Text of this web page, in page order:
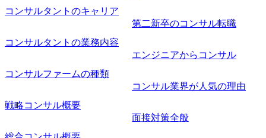
コンサルタントのキャリア
コンサルタントの業務内容
コンサルファームの種類
戦略コンサル概要
第二新卒のコンサル転職
エンジニアからコンサル
コンサル業界が人気の理由
面接対策全般